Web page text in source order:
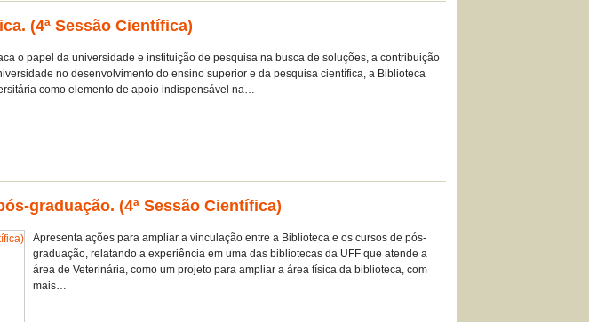
(4ª Sessão Científica)
o papel da universidade e instituição de pesquisa na busca de soluções, a contribuição
no desenvolvimento do ensino superior e da pesquisa científica, a Biblioteca
como elemento de apoio indispensável na…
graduação. (4ª Sessão Científica)
Apresenta ações para ampliar a vinculação entre a Biblioteca e os cursos de pós-
graduação, relatando a experiência em uma das bibliotecas da UFF que atende a
área de Veterinária, como um projeto para ampliar a área física da biblioteca, com
mais…